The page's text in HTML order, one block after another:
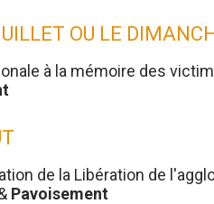
OU LE
à la mémoire des
de la Libération de
Pavoisement